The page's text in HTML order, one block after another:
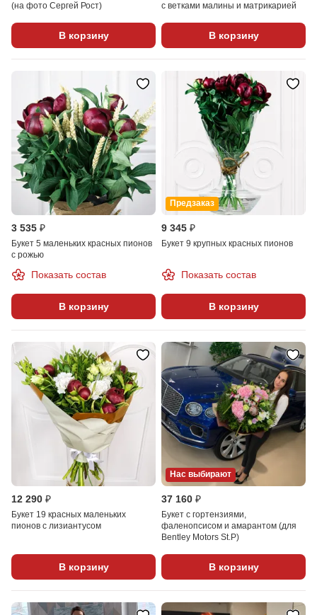
(на фото Сергей Рост)
В корзину
с ветками малины и матрикарией
В корзину
3 535 ₽
Букет 5 маленьких красных пионов
с рожью
Показать состав
В корзину
Предзаказ
9 345 ₽
Букет 9 крупных красных пионов
Показать состав
В корзину
12 290 ₽
Букет 19 красных маленьких
пионов с лизиантусом
В корзину
Нас выбирают
37 160 ₽
Букет с гортензиями,
фаленопсисом и амарантом (для
Bentley Motors St.P)
В корзину